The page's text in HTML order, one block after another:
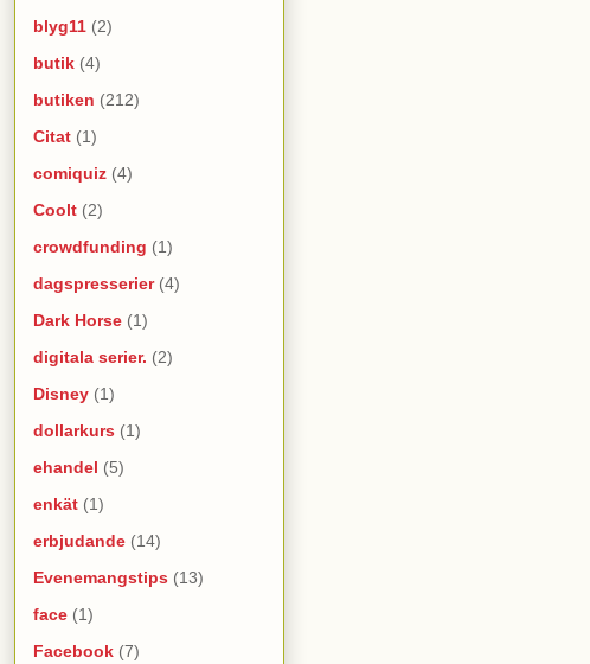
blyg11 (2)
butik (4)
butiken (212)
Citat (1)
comiquiz (4)
Coolt (2)
crowdfunding (1)
dagspresserier (4)
Dark Horse (1)
digitala serier. (2)
Disney (1)
dollarkurs (1)
ehandel (5)
enkät (1)
erbjudande (14)
Evenemangstips (13)
face (1)
Facebook (7)